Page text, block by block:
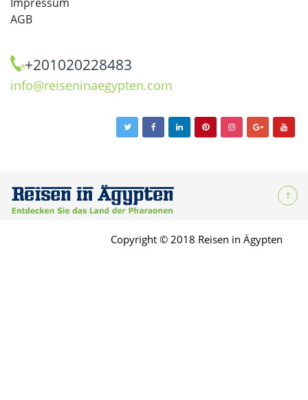
AGB
+201020228483
info@reiseninaegypten.com
Copyright © 2018 Reisen in Ägypten